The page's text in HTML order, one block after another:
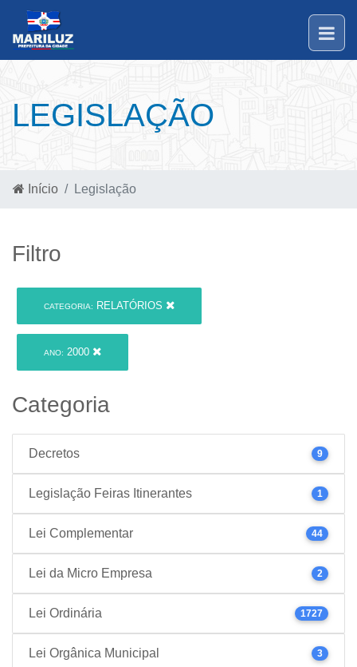
LEGISLAÇÃO
Início Legislação
Filtro
CATEGORIA: RELATÓRIOS
ANO: 2000
Categoria
Decretos 9
Legislação Feiras Itinerantes 1
Lei Complementar 44
Lei da Micro Empresa 2
Lei Ordinária 1727
Lei Orgânica Municipal 3